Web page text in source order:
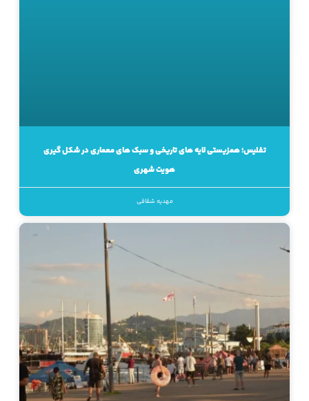
تفلیس؛ همزیستی لایه های تاریخی و سبک های معماری در شکل گیری
هویت شهری
مهدیه شقاقی